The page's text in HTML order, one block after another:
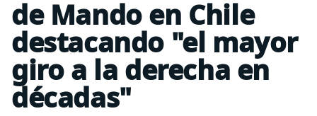
de Mando en Chile
destacando "el mayor
giro a la derecha en
décadas"